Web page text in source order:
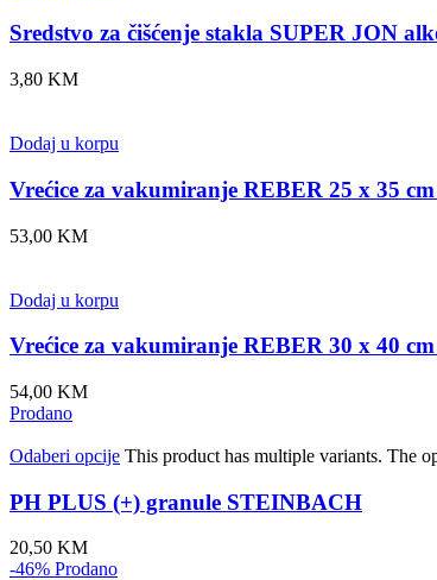
Sredstvo za čišćenje stakla SUPER JON
3,80 KM
Dodaj u korpu
Vrećice za vakumiranje REBER 25 x 35
53,00 KM
Dodaj u korpu
Vrećice za vakumiranje REBER 30 x 40
54,00 KM
Prodano
Odaberi opcije This product has multiple variants. The
PH PLUS (+) granule STEINBACH
20,50 KM
-46% Prodano